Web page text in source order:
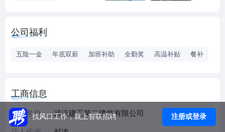
全国重合同守信用企业，全国青年文明号等国家级荣誉，并
誉，以信誉求市场，以市场求效益，以效益求发展”作为战略
任务来完成。1997年公司通过ISO9002质量体系认证注册，
实现了质量管理体系与国际接轨。2003年完成了质量管理体
公司福利
五险一金 年底双薪 加班补助 全勤奖 高温补贴 餐补
工商信息
企业名称 武汉建工第二建筑有限公司
找风口工作，就上智联招聘 注册或登录